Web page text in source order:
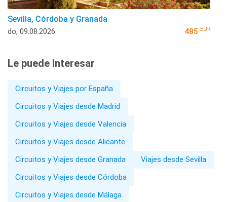
Sevilla, Córdoba y Granada
do, 09.08.2026 485 EUR
Le puede interesar
Circuitos y Viajes por España
Circuitos y Viajes desde Madrid
Circuitos y Viajes desde Valencia
Circuitos y Viajes desde Alicante
Circuitos y Viajes desde Granada
Viajes desde Sevilla
Circuitos y Viajes desde Córdoba
Circuitos y Viajes desde Málaga